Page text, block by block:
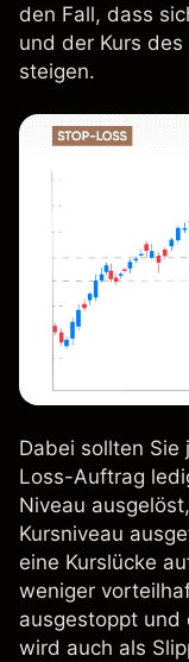
den Fall, dass
und der Kurs
steigen.
Dabei sollten
Loss-Auftrag
Niveau
Kursniveau
eine Kurslücke
weniger
ausgestoppt und
wird auch als